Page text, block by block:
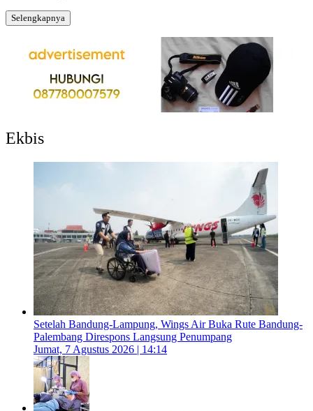
Selengkapnya
Ekbis
Setelah Bandung-Lampung, Wings Air Buka Rute Bandung-
Palembang Direspons Langsung Penumpang
Jumat, 7 Agustus 2026 | 14:14